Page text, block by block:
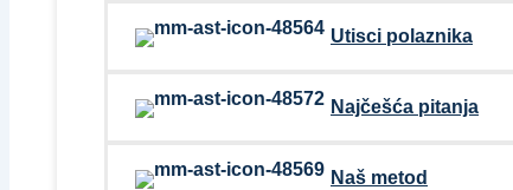
Utisci polaznika
Najčešća pitanja
Naš metod